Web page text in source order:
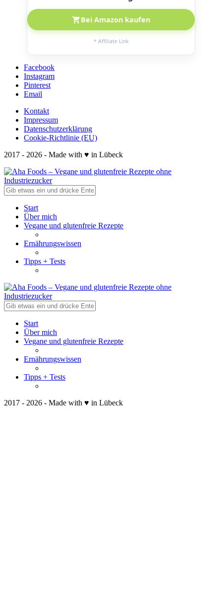
Bei Amazon kaufen
* Affiliate Link
Facebook
Instagram
Pinterest
Email
Kontakt
Impressum
Datenschutzerklärung
Cookie-Richtlinie (EU)
2017 - 2026 - Made with ♥ in Lübeck
Start
Über mich
Vegane und glutenfreie Rezepte
Ernährungswissen
Tipps + Tests
Start
Über mich
Vegane und glutenfreie Rezepte
Ernährungswissen
Tipps + Tests
2017 - 2026 - Made with ♥ in Lübeck